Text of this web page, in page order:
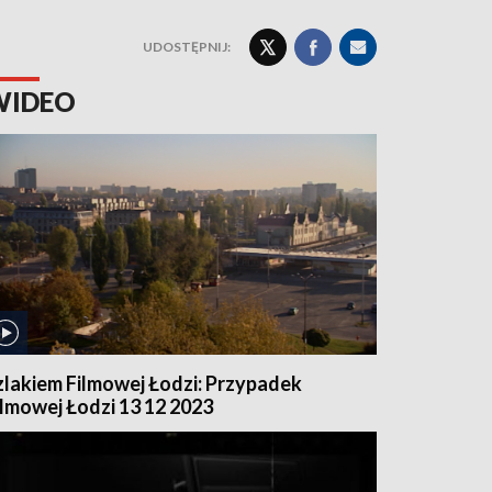
UDOSTĘPNIJ:
Filmowej Łodzi: Przypadek
Łodzi 13 12 2023